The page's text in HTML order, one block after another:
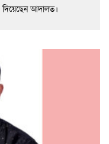
দিয়েছেন আদালত।